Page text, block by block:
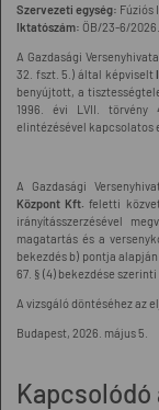
Szervezeti egység: Fúziós
Iktatószám: ÖB/23-6/2026.
A Gazdasági
32. fszt. 5.) által képviselt
benyújtott, a
1996. évi LVII. törvény
elintézésével kapcsolatos
A Gazdasági
Központ Kft. feletti
irányításszerzésével
magatartás és a
bekezdés b) pontja
67. § (4) bekezdése
A vizsgáló döntéséhez az
Budapest, 2026. május 5.
Kapcsolódó